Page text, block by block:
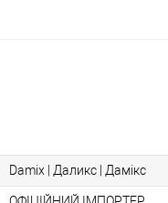
Damix | Даликс | Дамікс